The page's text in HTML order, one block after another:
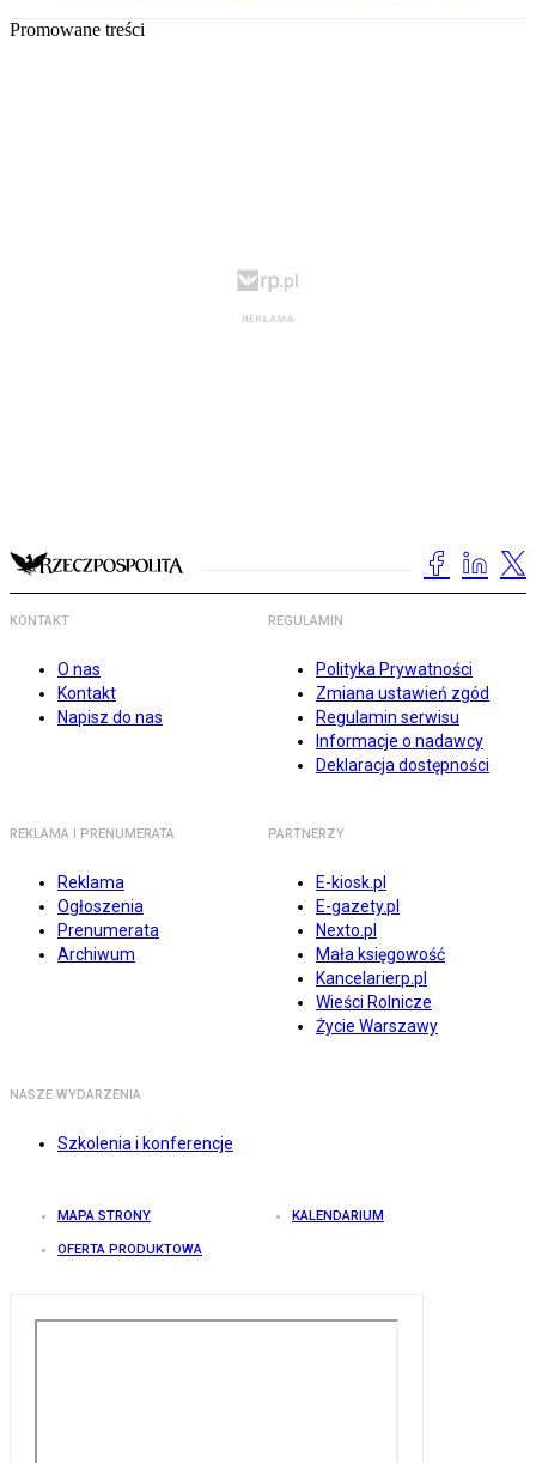
Promowane treści
KONTAKT
O nas
Kontakt
Napisz do nas
REGULAMIN
Polityka Prywatności
Zmiana ustawień zgód
Regulamin serwisu
Informacje o nadawcy
Deklaracja dostępności
REKLAMA I PRENUMERATA
Reklama
Ogłoszenia
Prenumerata
Archiwum
PARTNERZY
E-kiosk.pl
E-gazety.pl
Nexto.pl
Mała księgowość
Kancelarierp.pl
Wieści Rolnicze
Życie Warszawy
NASZE WYDARZENIA
Szkolenia i konferencje
MAPA STRONY KALENDARIUM
OFERTA PRODUKTOWA